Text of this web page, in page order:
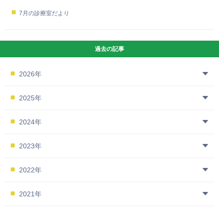
7月の診療室だより
過去の記事
2026年
2025年
2024年
2023年
2022年
2021年